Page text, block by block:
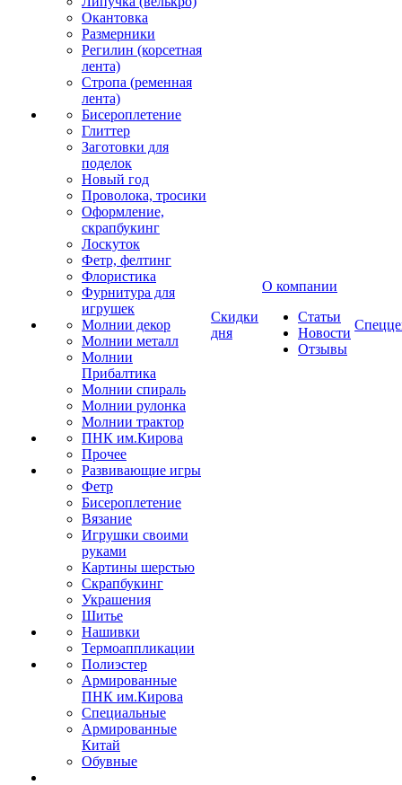
Окантовка
Размерники
Регилин (корсетная
лента)
Стропа (ременная
лента)
Бисероплетение
Глиттер
Заготовки для
поделок
Новый год
Проволока, тросики
Оформление,
скрапбукинг
Лоскуток
Фетр, фелтинг
Флористика
Фурнитура для
игрушек
Молнии декор
Молнии металл
Молнии
Прибалтика
Молнии спираль
Молнии рулонка
Молнии трактор
ПНК им.Кирова
Прочее
Развивающие игры
Фетр
Бисероплетение
Вязание
Игрушки своими
руками
Картины шерстью
Скрапбукинг
Украшения
Шитье
Нашивки
Термоаппликации
Полиэстер
Армированные
ПНК им.Кирова
Специальные
Армированные
Китай
Обувные
Скидки
дня
О компании
Статьи
Новости
Отзывы